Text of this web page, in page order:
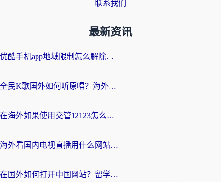
联系我们
最新资讯
优酷手机app地域限制怎么解除？海外党亲测有效的追剧方案
全民K歌国外如何听原唱？海外党亲测有效的回国加速器选择指南
在海外如果使用交管12123怎么处理？留学生亲测有效的回国加速方案
海外看国内电视直播用什么网站比较好？一篇解决你所有追剧难题的实用指南
在国外如何打开中国网站？留学生与海外华人的无缝访问指南